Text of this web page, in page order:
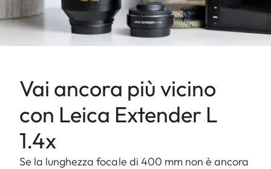
Vai ancora più vicino
con Leica Extender L
1.4x
Se la lunghezza focale di 400 mm non è ancora